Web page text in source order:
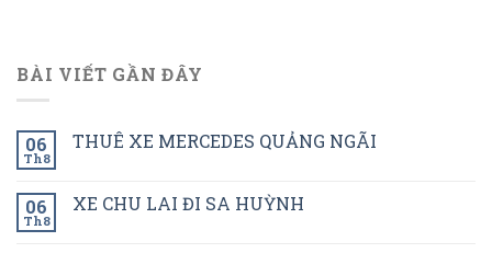
BÀI VIẾT GẦN ĐÂY
06
Th8
THUÊ XE MERCEDES QUẢNG NGÃI
06
Th8
XE CHU LAI ĐI SA HUỲNH